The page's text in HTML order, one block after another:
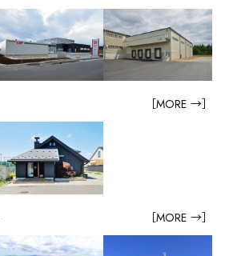
［MORE →］
［MORE →］